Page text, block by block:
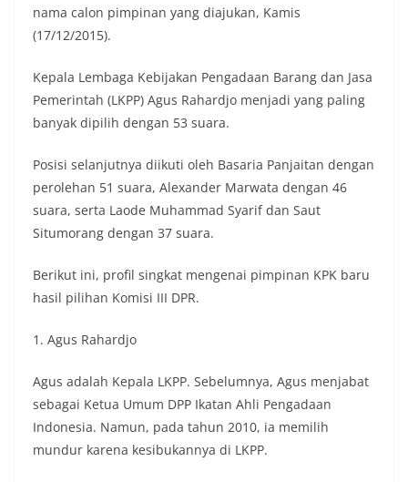
nama calon pimpinan yang diajukan, Kamis
(17/12/2015).
Kepala Lembaga Kebijakan Pengadaan Barang dan Jasa
Pemerintah (LKPP) Agus Rahardjo menjadi yang paling
banyak dipilih dengan 53 suara.
Posisi selanjutnya diikuti oleh Basaria Panjaitan dengan
perolehan 51 suara, Alexander Marwata dengan 46
suara, serta Laode Muhammad Syarif dan Saut
Situmorang dengan 37 suara.
Berikut ini, profil singkat mengenai pimpinan KPK baru
hasil pilihan Komisi III DPR.
1. Agus Rahardjo
Agus adalah Kepala LKPP. Sebelumnya, Agus menjabat
sebagai Ketua Umum DPP Ikatan Ahli Pengadaan
Indonesia. Namun, pada tahun 2010, ia memilih
mundur karena kesibukannya di LKPP.